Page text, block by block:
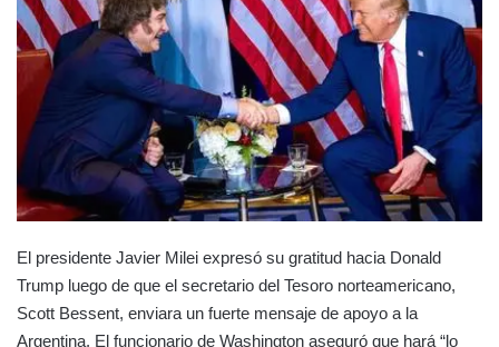
El presidente Javier Milei expresó su gratitud hacia Donald
Trump luego de que el secretario del Tesoro norteamericano,
Scott Bessent, enviara un fuerte mensaje de apoyo a la
Argentina. El funcionario de Washington aseguró que hará “lo